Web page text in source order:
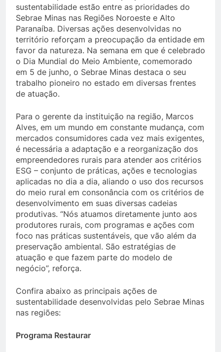
sustentabilidade estão entre as prioridades do
Sebrae Minas nas Regiões Noroeste e Alto
Paranaíba. Diversas ações desenvolvidas no
território reforçam a preocupação da entidade em
favor da natureza. Na semana em que é celebrado
o Dia Mundial do Meio Ambiente, comemorado
em 5 de junho, o Sebrae Minas destaca o seu
trabalho pioneiro no estado em diversas frentes
de atuação.
Para o gerente da instituição na região, Marcos
Alves, em um mundo em constante mudança, com
mercados consumidores cada vez mais exigentes,
é necessária a adaptação e a reorganização dos
empreendedores rurais para atender aos critérios
ESG – conjunto de práticas, ações e tecnologias
aplicadas no dia a dia, aliando o uso dos recursos
do meio rural em consonância com os critérios de
desenvolvimento em suas diversas cadeias
produtivas. “Nós atuamos diretamente junto aos
produtores rurais, com programas e ações com
foco nas práticas sustentáveis, que vão além da
preservação ambiental. São estratégias de
atuação e que fazem parte do modelo de
negócio”, reforça.
Confira abaixo as principais ações de
sustentabilidade desenvolvidas pelo Sebrae Minas
nas regiões:
Programa Restaurar